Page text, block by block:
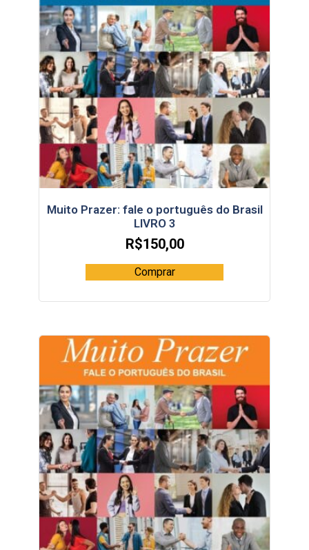
Muito Prazer: fale o português do Brasil
LIVRO 3
R$150,00
Comprar